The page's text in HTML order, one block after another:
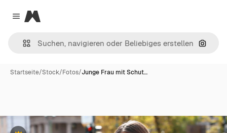
Close menu
Magnific
Nach
Startseite/Stock/Fotos/Junge Frau mit Schut…